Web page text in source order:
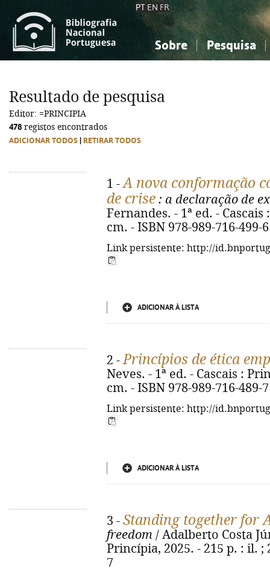
PT EN FR
Sobre Pesquisa
Ciências sociais...
Ciências sociais...
Resultado de pesquisa
Editor: =PRINCIPIA
478 registos encontrados
ADICIONAR TODOS RETIRAR TODOS
1 -A nova conformação
de crise : a declaração de
Fernandes. - 1ª ed. -
cm. - ISBN 978-989-716-499-6
Link persistente: http://
ADICIONAR À LISTA
2 -Princípios de ética
Neves. - 1ª ed. - Cascais :
cm. - ISBN 978-989-716-489-7
Link persistente: http://
ADICIONAR À LISTA
3 - Standing together for
freedom / Adalberto Costa
Princípia, 2025. - 215 p. : il. ;
7